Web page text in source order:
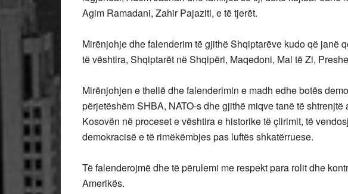
Agim Ramadani, Zahir Pajaziti, e të tjerët.
Mirënjohje dhe falenderim të gjithë Shqiptarëve kudo që janë
të vështira, Shqiptarët në Shqipëri, Maqedoni, Mal të Zi,
Mirënjohjen e thellë dhe falenderimin e madh edhe botës
përjetëshëm SHBA, NATO-s dhe gjithë miqve tanë të
Kosovën në proceset e vështira e historike të çlirimit, të
demokracisë e të rimëkëmbjes pas luftës shkatërruese.
Të falenderojmë dhe të përulemi me respekt para rolit dhe
Amerikës.